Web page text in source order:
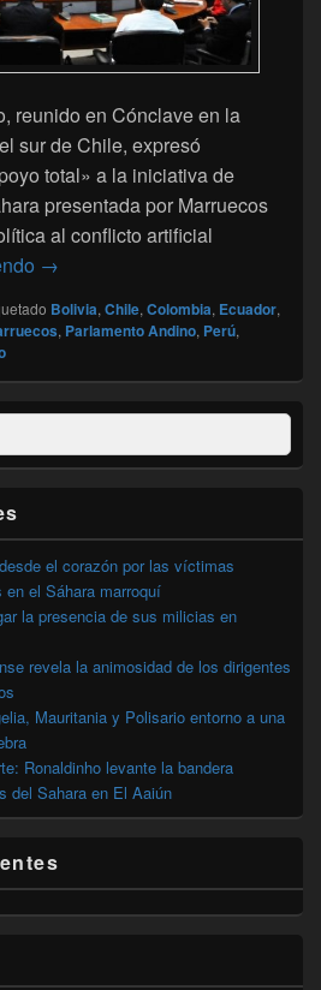
reunido en Cónclave en la
sur de Chile, expresó
total» a la iniciativa de
presentada por Marruecos
al conflicto artificial
Sáhara: el Parlamento Andino
→
Bolivia, Chile, Colombia, Ecuador,
, Parlamento Andino, Perú,
el corazón por las víctimas
el Sáhara marroquí
la presencia de sus milicias en
revela la animosidad de los dirigentes
Mauritania y Polisario entorno a una
Ronaldinho levante la bandera
del Sahara en El Aaiún